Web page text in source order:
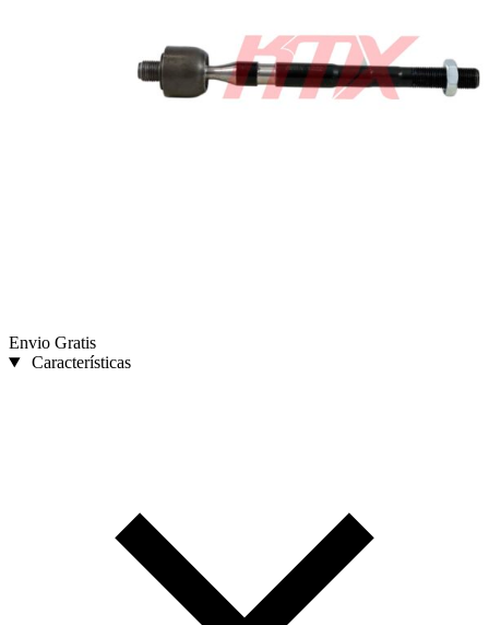
Envio Gratis
Características